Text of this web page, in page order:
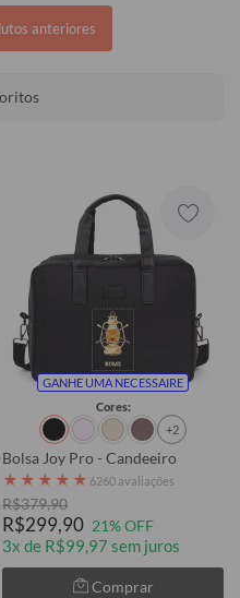
anteriores
GANHE UMA NECESSAIRE
Cores:
+2
Bolsa Joy Pro - Candeeiro
★ ★ ★ ★ ★ 6260 avaliações
R$379,90
R$299,90 21% OFF
3x de R$99,97 sem juros
Comprar